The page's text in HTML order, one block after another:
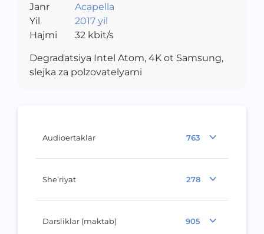
Audioertaklar 763
She’riyat 278
Darsliklar (maktab) 905
Janr
Acapella
Yil
2017 yil
Hajmi
32 kbit/s
Degradatsiya Intel Atom, 4K ot Samsung,
slejka za polzovatelyami